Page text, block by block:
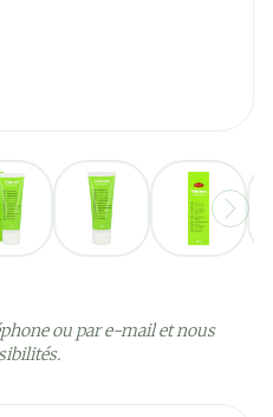
image
View larger imageView larger image
View
ou par e-mail et nous